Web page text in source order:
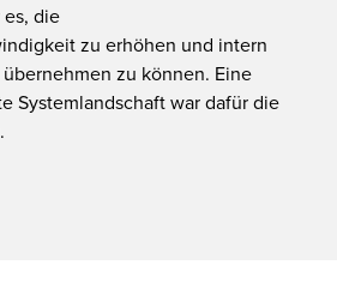
die
zu erhöhen und intern
zu können. Eine
Systemlandschaft war dafür die